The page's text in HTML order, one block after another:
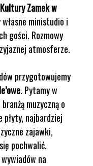
Zamek w
ministudio i
gości. Rozmowy
atmosferze.
przygotowujemy
. Pytamy w
muzyczną o
najbardziej
zajawki,
pochwalić.
na